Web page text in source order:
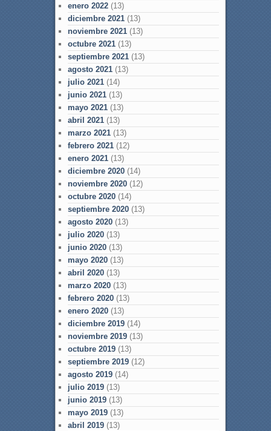
enero 2022(13)
diciembre 2021(13)
noviembre 2021(13)
octubre 2021(13)
septiembre 2021(13)
agosto 2021(13)
julio 2021(14)
junio 2021(13)
mayo 2021(13)
abril 2021(13)
marzo 2021(13)
febrero 2021(12)
enero 2021(13)
diciembre 2020(14)
noviembre 2020(12)
octubre 2020(14)
septiembre 2020(13)
agosto 2020(13)
julio 2020(13)
junio 2020(13)
mayo 2020(13)
abril 2020(13)
marzo 2020(13)
febrero 2020(13)
enero 2020(13)
diciembre 2019(14)
noviembre 2019(13)
octubre 2019(13)
septiembre 2019(12)
agosto 2019(14)
julio 2019(13)
junio 2019(13)
mayo 2019(13)
abril 2019(13)